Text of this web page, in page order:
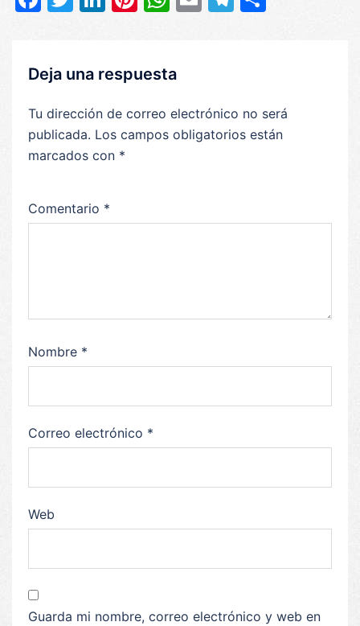
Deja una respuesta
Tu dirección de correo electrónico no será
publicada. Los campos obligatorios están
marcados con *
Comentario *
Nombre *
Correo electrónico *
Web
Guarda mi nombre, correo electrónico y web en